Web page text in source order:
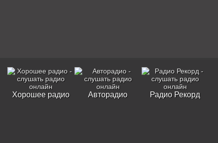
Хорошее радио Авторадио Радио Рекорд